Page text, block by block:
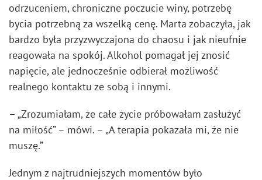
odrzuceniem, chroniczne poczucie winy, potrzebę
bycia potrzebną za wszelką cenę. Marta zobaczyła, jak
bardzo była przyzwyczajona do chaosu i jak nieufnie
reagowała na spokój. Alkohol pomagał jej znosić
napięcie, ale jednocześnie odbierał możliwość
realnego kontaktu ze sobą i innymi.
– „Zrozumiałam, że całe życie próbowałam zasłużyć
na miłość” – mówi. – „A terapia pokazała mi, że nie
muszę.”
Jednym z najtrudniejszych momentów było